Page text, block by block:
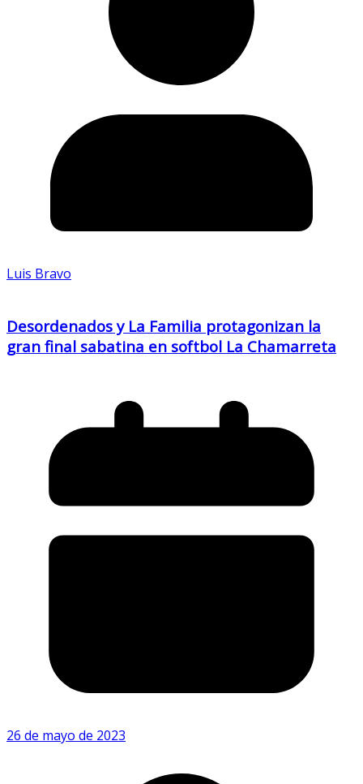
Luis Bravo
Desordenados y La Familia protagonizan la
gran final sabatina en softbol La Chamarreta
26 de mayo de 2023